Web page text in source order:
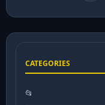
CATEGORIES